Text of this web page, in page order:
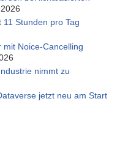
Stunden pro Tag
Noice-Cancelling
nimmt zu
jetzt neu am Start